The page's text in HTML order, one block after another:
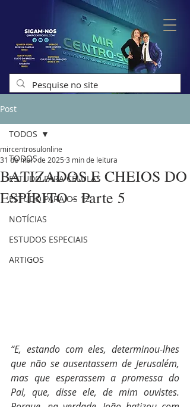
Post
TODOS
ESTUDO PARA CÉLULAS
ESTUDO PARA OS 12
NOTÍCIAS
ESTUDOS ESPECIAIS
ARTIGOS
TODOS
BATIZADOS E CHEIOS DO
ESPÍRITO - Parte 5
mircentrosulonline
31 de mar. de 2025 3 min de leitura
“E, estando com eles, determinou-lhes
que não se ausentassem de Jerusalém,
mas que esperassem a promessa do
Pai, que, disse ele, de mim ouvistes.